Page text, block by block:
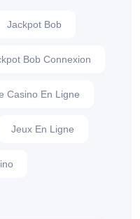
Jackpot Bob
Bob Connexion
Casino En Ligne
Jeux En Ligne